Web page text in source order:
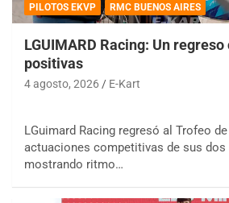
PILOTOS EKVP RMC BUENOS AIRES
LGUIMARD Racing: Un
positivas
4 agosto, 2026 E-Kart
LGuimard Racing regresó al Trofeo
actuaciones competitivas de sus dos
mostrando ritmo…